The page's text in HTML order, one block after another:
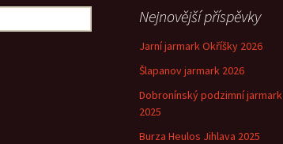
Nejnovější příspěvky
Jarní jarmark Okříšky 2026
Šlapanov jarmark 2026
Dobronínský podzimní jarmark
2025
Burza Heulos Jihlava 2025